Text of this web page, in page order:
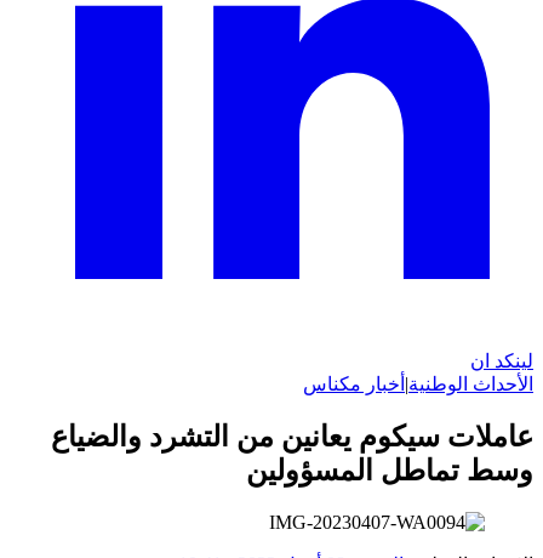
لينكد ان
الأحداث الوطنية| أخبار مكناس
عاملات سيكوم يعانين من التشرد والضياع
وسط تماطل المسؤولين